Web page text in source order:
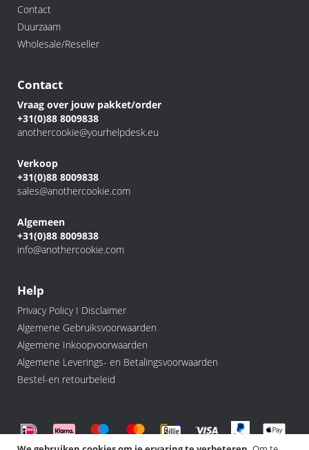
Contact
Duurzaam
Wholesale/Reseller
Contact
Vraag over jouw pakket/order
+31(0)88 8009838
anothercookie@yourhelpdesk.eu
Verkoop
+31(0)88 8009838
sales@anothercookie.com
Algemeen
+31(0)88 8009838
info@anothercookie.com
Help
Privacy Policy I Disclaimer
Algemene Gebruiksvoorwaarden
Algemene Inkoopvoorwaarden
Algemene Leverings- en Betalingsvoorwaarden
Bestel-en retourbeleid